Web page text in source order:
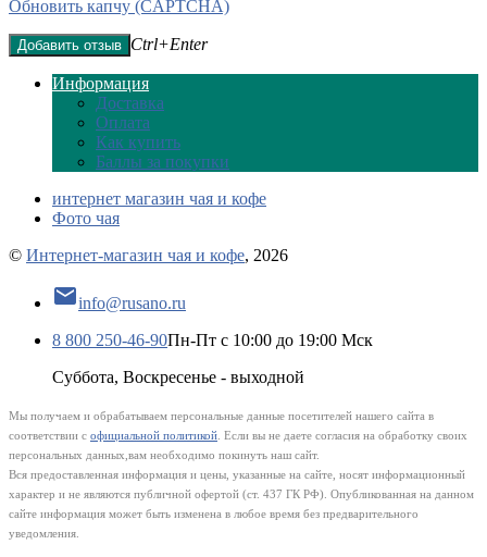
Обновить капчу (CAPTCHA)
Ctrl+Enter
Информация
Доставка
Оплата​
Как купить
Баллы за покупки
интернет магазин чая и кофе
Фото чая
© Интернет-магазин чая и кофе, 2026
info@rusano.ru
8 800 250-46-90Пн-Пт с 10:00 до 19:00 Мск
Суббота, Воскресенье - выходной
Мы получаем и обрабатываем персональные данные посетителей нашего сайта в
соответствии с официальной политикой . Если вы не даете согласия на обработку своих
персональных данных,вам необходимо покинуть наш сайт.
Вся предоставленная информация и цены, указанные на сайте, носят информационный
характер и не являются публичной офертой (ст. 437 ГК РФ). Опубликованная на данном
сайте информация может быть изменена в любое время без предварительного
уведомления.